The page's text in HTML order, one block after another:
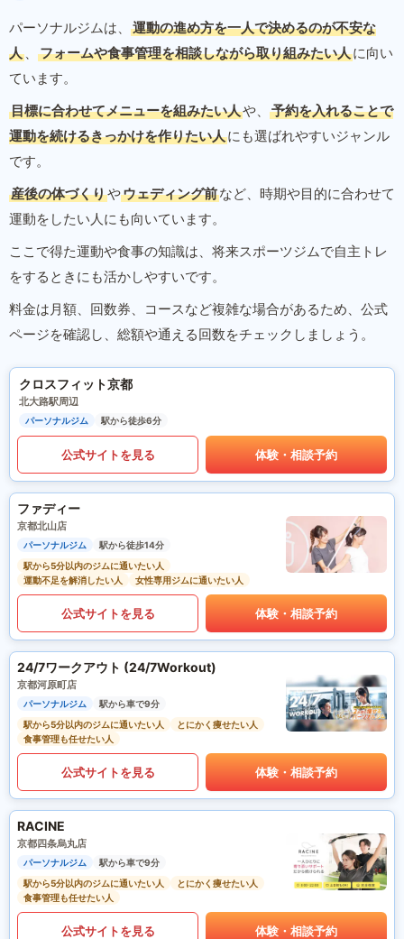
パーソナルジムは、
運動の進め方を一人で決めるのが不安な
人 、 フォームや食事管理を相談しながら取り組みたい人に向い
ています。
目標に合わせてメニューを組みたい人や、
予約を入れることで
運動を続けるきっかけを作りたい人にも選ばれやすいジャンル
です。
産後の体づくりやウェディング前など、時期や目的に合わせて
運動をしたい人にも向いています。
ここで得た運動や食事の知識は、将来スポーツジムで自主トレ
をするときにも活かしやすいです。
料金は月額、回数券、コースなど複雑な場合があるため、公式
ページを確認し、総額や通える回数をチェックしましょう。
クロスフィット京都
北大路駅周辺
パーソナルジム 駅から徒歩6分
公式サイトを見る 体験・相談予約
ファディー
京都北山店
パーソナルジム
駅から徒歩14分
駅から5分以内のジムに通いたい人
運動不足を解消したい人
女性専用ジムに通いたい人
公式サイトを見る 体験・相談予約
24/7ワークアウト (24/7Workout)
京都河原町店
パーソナルジム
駅から車で9分
駅から5分以内のジムに通いたい人
とにかく痩せたい人
食事管理も任せたい人
公式サイトを見る 体験・相談予約
RACINE
京都四条烏丸店
パーソナルジム
駅から車で9分
駅から5分以内のジムに通いたい人
とにかく痩せたい人
食事管理も任せたい人
公式サイトを見る 体験・相談予約